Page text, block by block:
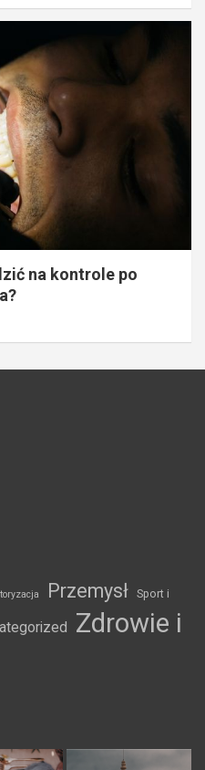
na kontrole po
Przemysł Sport i
Zdrowie i